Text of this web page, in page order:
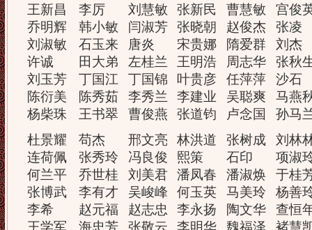
王新昌
乔明辉
刘淑敏
许诚
刘玉芳
陈衍美
杨柴珠
李厉
韩小敏
石玉来
田大弟
丁国江
陈秀茹
王书翠
刘慧敏
闫淑芳
唐炎
左桂兰
丁国锦
李秀兰
曹俊燕
张新民
张晓朝
宋贵娜
王明浩
叶贵彦
李建业
张道钧
曹慧敏
赵俊杰
隋爱群
周志华
任萍萍
吴聪爽
卢念国
宫俊
张凌
刘杰
张秋
沙石
马燕
孙马
杜景耀
连荷佩
何兰平
张博武
李希
王学军
苟杰
张秀玲
乔世桂
李有才
赵元福
海忠芳
邢文亮
冯良俊
刘美君
吴峻峰
赵志忠
张敬云
林洪道
熙策
潘凤春
何玉英
李永扬
李明华
张树成
石印
潘淑焕
马美玲
陶文华
魏福泽
刘林
项淑
于桂
杨善
查恒
褚慧